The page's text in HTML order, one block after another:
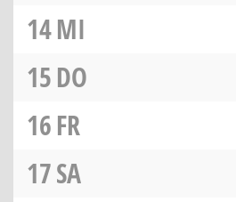
14MI
15DO
16FR
17SA